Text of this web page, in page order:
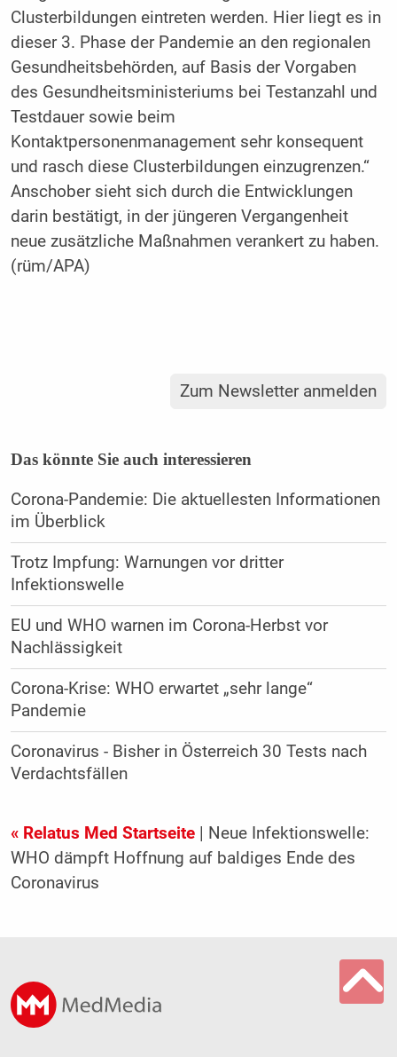
Clusterbildungen eintreten werden. Hier liegt es in
dieser 3. Phase der Pandemie an den regionalen
Gesundheitsbehörden, auf Basis der Vorgaben
des Gesundheitsministeriums bei Testanzahl und
Testdauer sowie beim
Kontaktpersonenmanagement sehr konsequent
und rasch diese Clusterbildungen einzugrenzen.“
Anschober sieht sich durch die Entwicklungen
darin bestätigt, in der jüngeren Vergangenheit
neue zusätzliche Maßnahmen verankert zu haben.
(rüm/APA)
Zum Newsletter anmelden
Das könnte Sie auch interessieren
Corona-Pandemie: Die aktuellesten Informationen
im Überblick
Trotz Impfung: Warnungen vor dritter
Infektionswelle
EU und WHO warnen im Corona-Herbst vor
Nachlässigkeit
Corona-Krise: WHO erwartet „sehr lange“
Pandemie
Coronavirus - Bisher in Österreich 30 Tests nach
Verdachtsfällen
« Relatus Med Startseite| Neue Infektionswelle:
WHO dämpft Hoffnung auf baldiges Ende des
Coronavirus